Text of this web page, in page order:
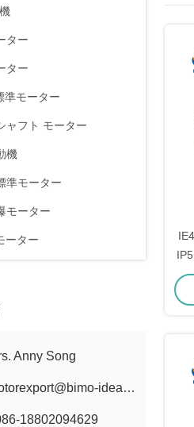
ター
ター
準モーター
ャフト モーター
機
準モーター
モーター
ーター
Anny Song
motorexport@bimo-idea.com
18802094629